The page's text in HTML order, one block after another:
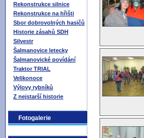
Rekonstrukce silnice
Rekonstrukce na hřišti
Sbor dobrovolných hasičů
Historie zásahů SDH
Silvestr
Šalmanovice letecky
Šalmanovické povídání
Traktor TRIAL
Velikonoce
Výlovy rybníků
Z nejstarší historie
Fotogalerie